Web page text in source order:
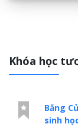
Khóa học
Bằng
sinh